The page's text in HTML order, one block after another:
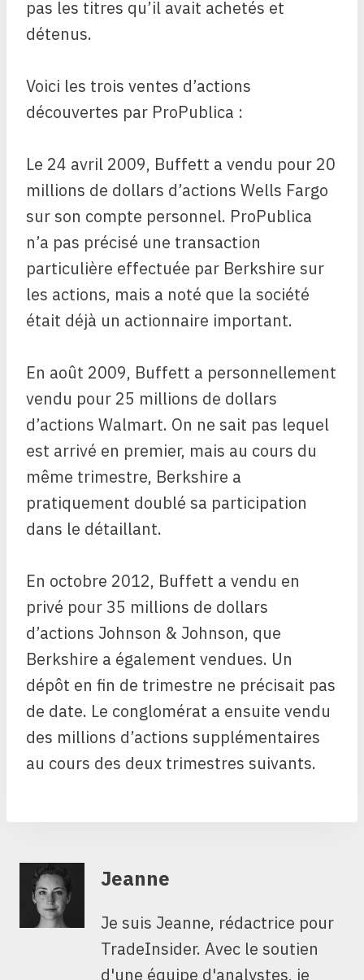
pas les titres qu’il avait achetés et
détenus.
Voici les trois ventes d’actions
découvertes par ProPublica :
Le 24 avril 2009, Buffett a vendu pour 20
millions de dollars d’actions Wells Fargo
sur son compte personnel. ProPublica
n’a pas précisé une transaction
particulière effectuée par Berkshire sur
les actions, mais a noté que la société
était déjà un actionnaire important.
En août 2009, Buffett a personnellement
vendu pour 25 millions de dollars
d’actions Walmart. On ne sait pas lequel
est arrivé en premier, mais au cours du
même trimestre, Berkshire a
pratiquement doublé sa participation
dans le détaillant.
En octobre 2012, Buffett a vendu en
privé pour 35 millions de dollars
d’actions Johnson & Johnson, que
Berkshire a également vendues. Un
dépôt en fin de trimestre ne précisait pas
de date. Le conglomérat a ensuite vendu
des millions d’actions supplémentaires
au cours des deux trimestres suivants.
Jeanne
Je suis Jeanne, rédactrice pour
TradeInsider. Avec le soutien
d'une équipe d'analystes, je